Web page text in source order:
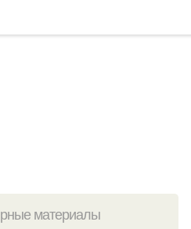
материалы